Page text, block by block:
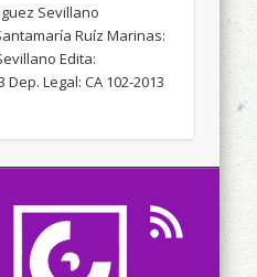
Sevillano
Ruíz Marinas:
Edita:
Legal: CA 102-2013